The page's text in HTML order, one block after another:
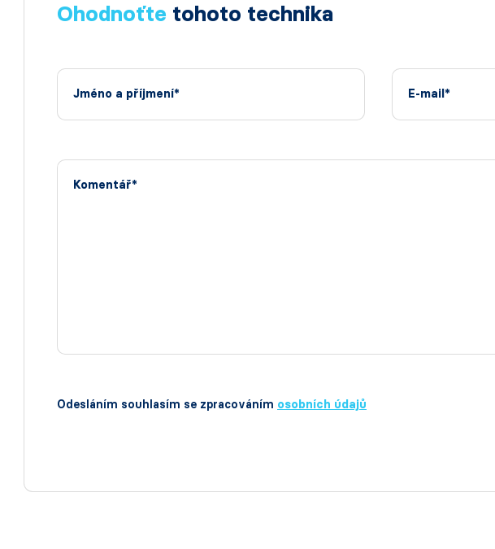
Ohodnoťte tohoto technika
Jméno a příjmení* E-mail*
Komentář*
Odesláním souhlasím se zpracováním osobních údajů